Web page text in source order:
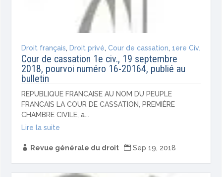
Droit français, Droit privé,Cour de cassation,1ere Civ.
Cour de cassation 1e civ., 19 septembre
2018, pourvoi numéro 16-20164, publié au
bulletin
REPUBLIQUE FRANCAISE AU NOM DU PEUPLE
FRANCAIS LA COUR DE CASSATION, PREMIÈRE
CHAMBRE CIVILE, a...
Lire la suite
 Revue générale du droit  Sep 19, 2018